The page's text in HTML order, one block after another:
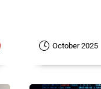
October 2025